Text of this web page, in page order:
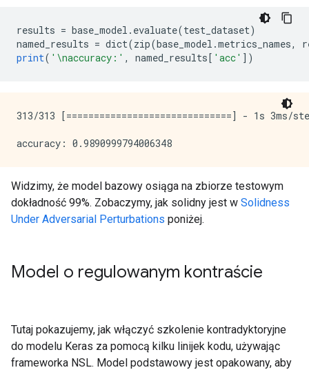
results = base_model . evaluate(test_dataset)
named_results = dict(zip(base_model .metrics_names,
print( '\naccuracy:' , named_results[ 'acc' ])
313/313 [==============================] - 1s
Widzimy, że model bazowy osiąga na zbiorze testowym
dokładność 99%. Zobaczymy, jak solidny jest w Solidness
Under Adversarial Perturbations poniżej.
Model o regulowanym kontraście
Tutaj pokazujemy, jak włączyć szkolenie kontradyktoryjne
do modelu Keras za pomocą kilku linijek kodu, używając
frameworka NSL. Model podstawowy jest opakowany, aby